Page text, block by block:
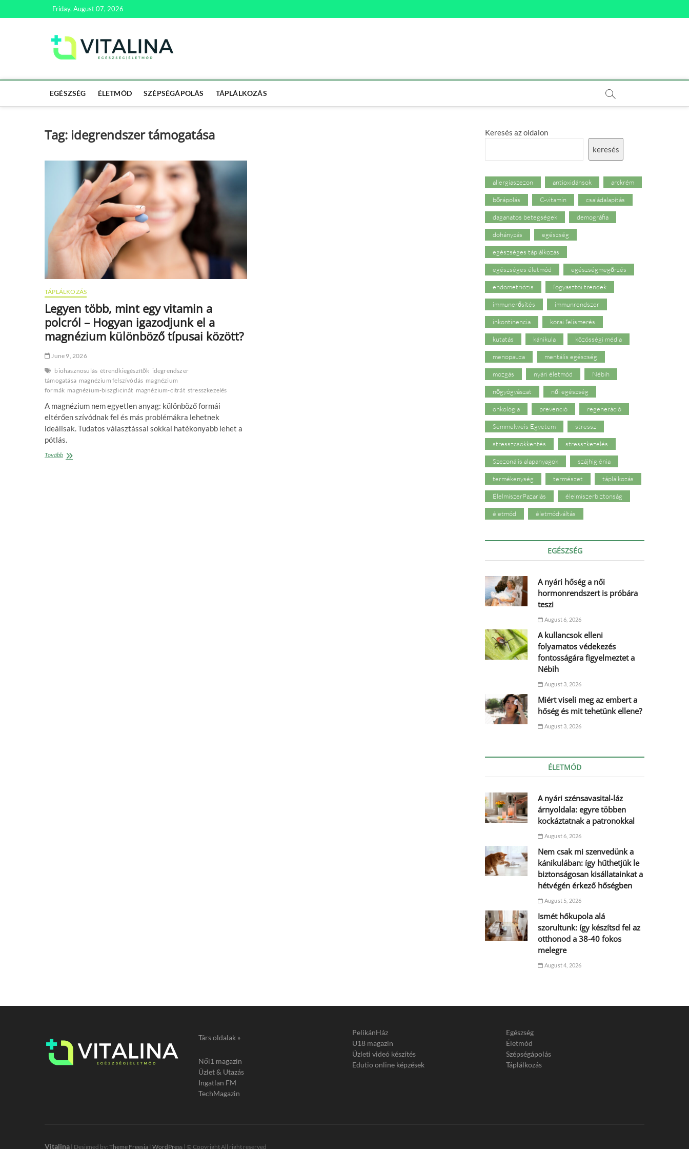
to
Friday, August 07, 2026
EGÉSZSÉG ÉLETMÓD SZÉPSÉGÁPOLÁS TÁPLÁLKOZÁS
Tag: idegrendszer támogatása
TÁPLÁLKOZÁS
Legyen több, mint egy vitamin a
polcról – Hogyan igazodjunk el a
magnézium különböző típusai között?
June 9, 2026
biohasznosulás étrendkiegészítők idegrendszer
támogatása magnézium felszívódás magnézium
formák magnézium‑biszglicinát magnézium‑citrát stresszkezelés
A magnézium nem egyetlen anyag: különböző formái
eltérően szívódnak fel és más problémákra lehetnek
ideálisak. Tudatos választással sokkal hatékonyabb lehet a
pótlás.
TovábbLegyen
Keresés az oldalon
keresés
allergiaszezon antioxidánsok arckrém
bőrápolás C-vitamin családalapítás
daganatos betegségek demográfia
dohányzás egészség
egészséges táplálkozás
egészséges életmód egészségmegőrzés
endometriózis fogyasztói trendek
immunerősítés immunrendszer
inkontinencia korai felismerés
kutatás kánikula közösségi média
menopauza mentális egészség
mozgás nyári életmód Nébih
nőgyógyászat női egészség
onkológia prevenció regeneráció
Semmelweis Egyetem stressz
stresszcsökkentés stresszkezelés
Szezonális alapanyagok szájhigiénia
termékenység természet táplálkozás
ÉlelmiszerPazarlás élelmiszerbiztonság
életmód életmódváltás
EGÉSZSÉG
A nyári hőség a női
hormonrendszert is próbára
teszi
August 6, 2026
A kullancsok elleni
folyamatos védekezés
fontosságára figyelmeztet a
Nébih
August 3, 2026
Miért viseli meg az embert a
hőség és mit tehetünk ellene?
August 3, 2026
ÉLETMÓD
A nyári szénsavasital-láz
árnyoldala: egyre többen
kockáztatnak a patronokkal
August 6, 2026
Nem csak mi szenvedünk a
kánikulában: így hűthetjük le
biztonságosan kisállatainkat a
hétvégén érkező hőségben
August 5, 2026
Ismét hőkupola alá
szorultunk: így készítsd fel az
otthonod a 38-40 fokos
melegre
August 4, 2026
Társ oldalak »
Női1 magazin
Üzlet & Utazás
Ingatlan FM
TechMagazin
PelikánHáz
U18 magazin
Üzleti videó készítés
Edutio online képzések
Egészség
Életmód
Szépségápolás
Táplálkozás
Vitalina | Designed by: Theme Freesia | WordPress | © Copyright All right reserved